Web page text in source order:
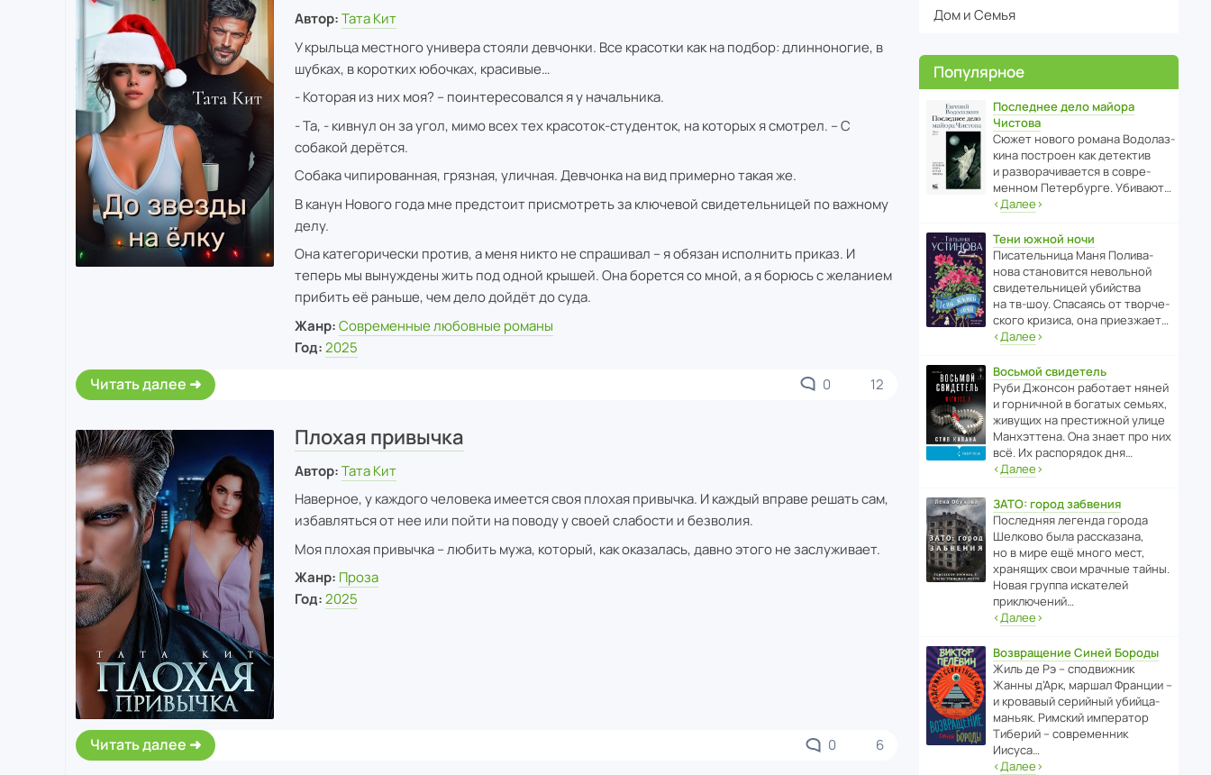
Автор: Тата Кит
У крыльца местного универа стояли девчонки. Все красотки как на подбор: длинноногие, в
шубках, в коротких юбочках, красивые…
- Которая из них моя? – поинтересовался я у начальника.
- Та, - кивнул он за угол, мимо всех тех красоток-студенток, на которых я смотрел. – С
собакой дерётся.
Собака чипированная, грязная, уличная. Девчонка на вид примерно такая же.
В канун Нового года мне предстоит присмотреть за ключевой свидетельницей по важному
делу.
Она категорически против, а меня никто не спрашивал – я обязан исполнить приказ. И
теперь мы вынуждены жить под одной крышей. Она борется со мной, а я борюсь с желанием
прибить её раньше, чем дело дойдёт до суда.
Жанр: Современные любовные романы
Год: 2025
Читать далее 0 12
Плохая привычка
Автор: Тата Кит
Наверное, у каждого человека имеется своя плохая привычка. И каждый вправе решать сам,
избавляться от нее или пойти на поводу у своей слабости и безволия.
Моя плохая привычка – любить мужа, который, как оказалась, давно этого не заслуживает.
Жанр: Проза
Год: 2025
Читать далее 0 6
Дом и Семья
Популярное
Последнее дело майора
Чистова
Сюжет нового романа Водо­ла­з­
кина пост­роен как дете­ктив
и разво­ра­чи­ва­ется в совре­
менном Пете­р­бурге. Убивают…
‹Далее›
Тени южной ночи
Писа­тель­ница Маня Поли­ва­
нова стано­вится невольной
свиде­тель­ницей убийства
на тв-шоу. Спасаясь от твор­че­
с­кого кризиса, она приезжает…
‹Далее›
Восьмой свидетель
Руби Джонсон рабо­тает няней
и горни­чной в богатых семьях,
живущих на прес­ти­жной улице
Манх­эт­тена. Она знает про них
всё. Их распо­рядок дня…
‹Далее›
ЗАТО: город забвения
После­дняя легенда города
Шелково была расска­зана,
но в мире ещё много мест,
хранящих свои мрачные тайны.
Новая группа иска­телей
приключений…
‹Далее›
Возвращение Синей Бороды
Жиль де Рэ – спод­ви­жник
Жанны д’Арк, маршал Франции –
и кровавый серийный убийца-
маньяк. Римский импе­ратор
Тиберий – совре­менник
Иисуса…
‹Далее›